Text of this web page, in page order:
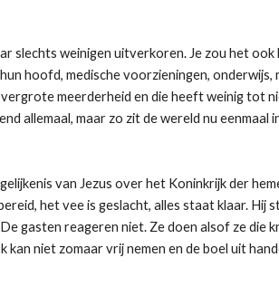
slechts weinigen uitverkoren. Je zou het
hoofd, medische voorzieningen,
meerderheid en die heeft weinig tot
allemaal, maar zo zit de wereld nu eenmaal
van Jezus over het Koninkrijk der
het vee is geslacht, alles staat klaar.
gasten reageren niet. Ze doen alsof ze die
kan niet zomaar vrij nemen en de boel uit